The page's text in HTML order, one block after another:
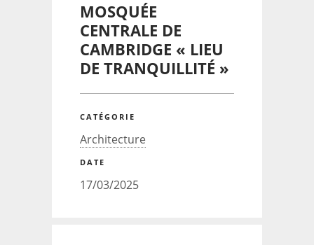
MOSQUÉE
CENTRALE DE
CAMBRIDGE « LIEU
DE TRANQUILLITÉ »
CATÉGORIE
Architecture
DATE
17/03/2025